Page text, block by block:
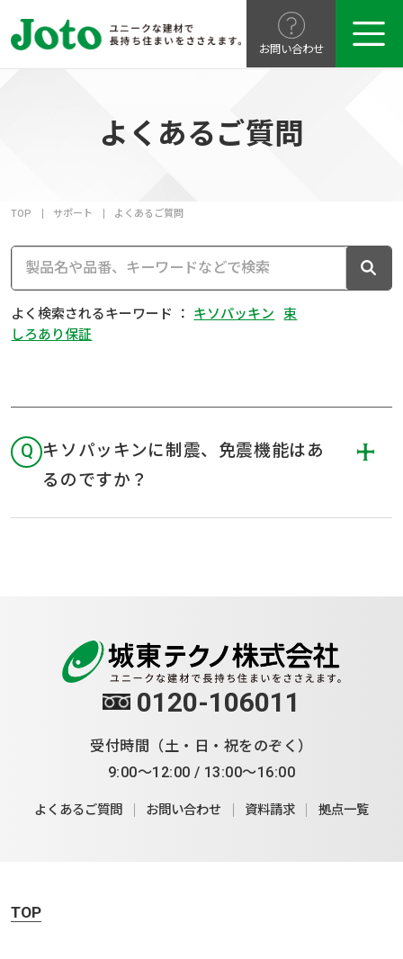
お問い合わせ
よくあるご質問
TOP サポート よくあるご質問
よく検索されるキーワード ： キソパッキン
束
しろあり保証
Q キソパッキンに制震、免震機能はあ
るのですか？
0120-106011
受付時間（土・日・祝をのぞく）
9:00～12:00 / 13:00～16:00
よくあるご質問 お問い合わせ 資料請求 拠点一覧
TOP